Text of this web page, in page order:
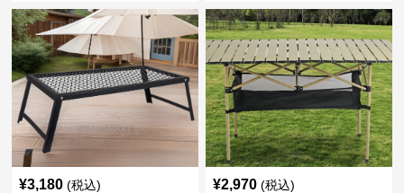
¥3,180 (税込) ¥2,970 (税込)